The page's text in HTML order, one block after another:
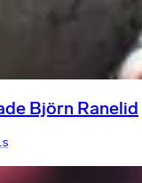
Björn Ranelid